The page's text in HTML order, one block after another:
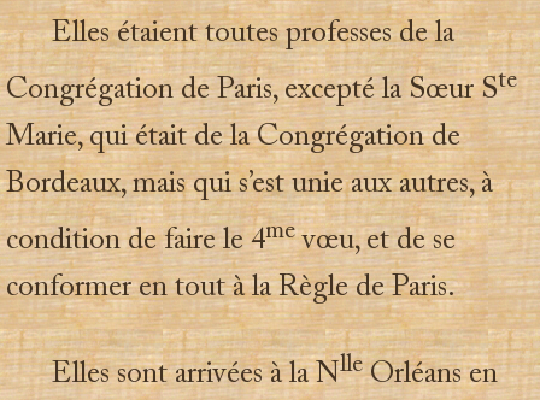
Elles étaient toutes professes de la
Congrégation de Paris, excepté la Sœur Ste
Marie, qui était de la Congrégation de
Bordeaux, mais qui s’est unie aux autres, à
condition de faire le 4mevœu, et de se
conformer en tout à la Règle de Paris.
Elles sont arrivées à la NlleOrléans en